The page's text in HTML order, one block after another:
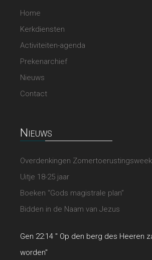
Home
Kerkdiensten
Activiteiten-agenda
Prekenarchief
Nieuws
Contact
Nieuws
Overdenkingen
Uitje 18-25 jaar
Boeken “Gods magistrale plan”
Bidden in de Naam van Jezus
Gen 22:14 " Op den berg des Heeren
worden"